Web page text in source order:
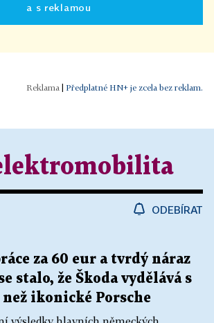
a s reklamou
| Předplatné HN+ je zcela bez reklam.
ODEBÍRAT
za 60 eur a tvrdý náraz
stalo, že Škoda vydělává s
ikonické Porsche